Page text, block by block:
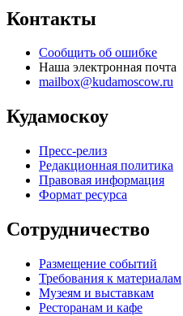
Контакты
Сообщить об ошибке
Наша электронная почта
mailbox@kudamoscow.ru
Кудамоскоу
Пресс-релиз
Редакционная политика
Правовая информация
Формат ресурса
Сотрудничество
Размещение событий
Требования к материалам
Музеям и выставкам
Ресторанам и кафе